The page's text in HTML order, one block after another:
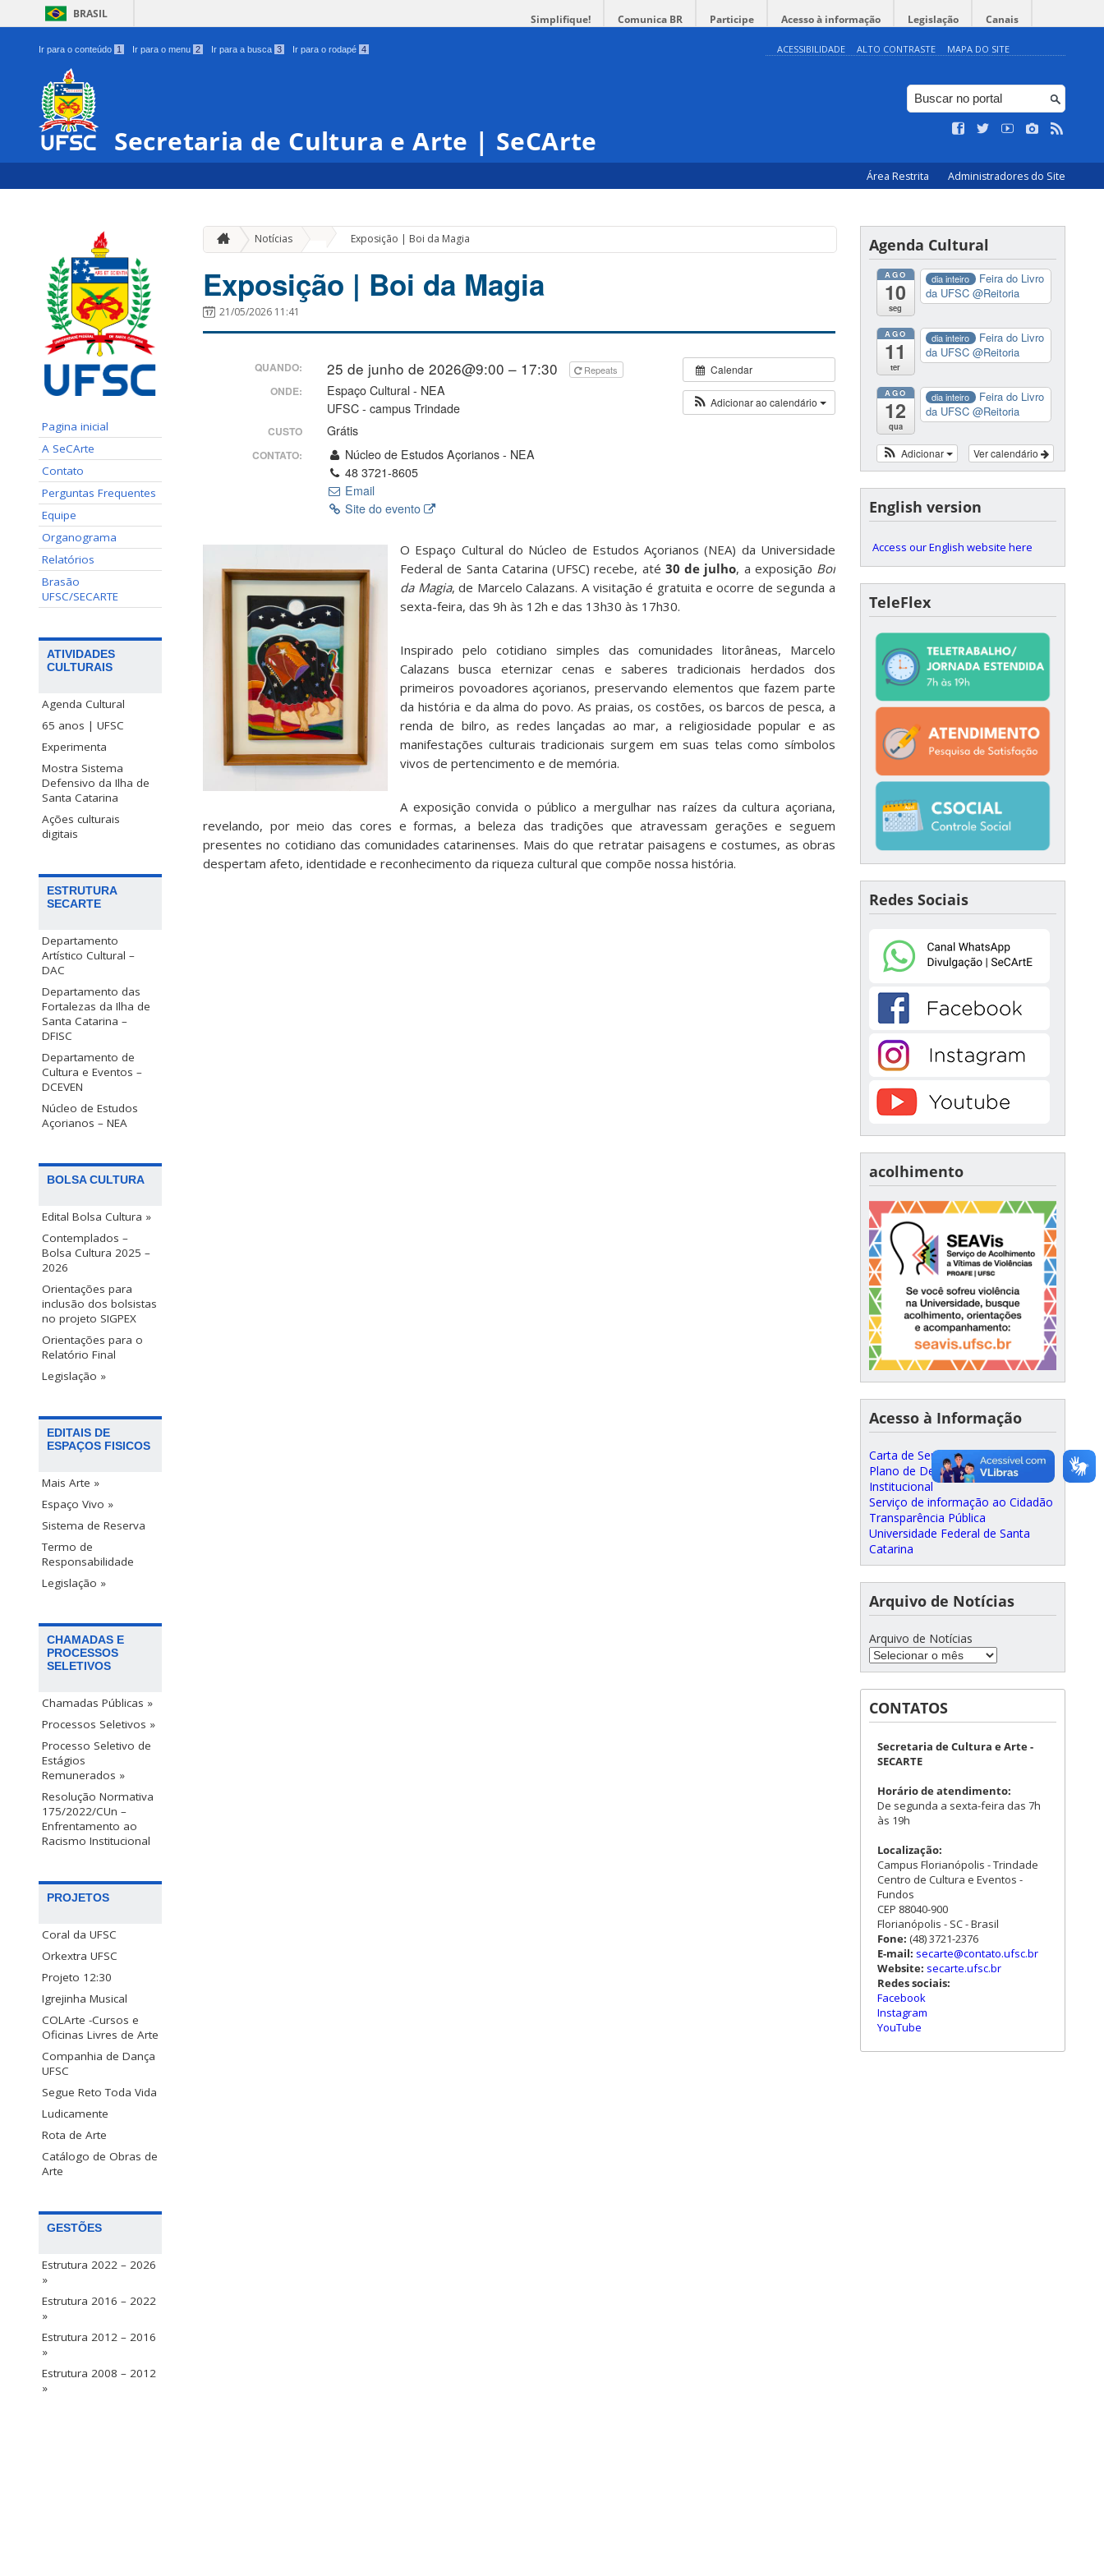
BRASIL Simplifique! Comunica BR Participe Acesso à informação Legislação Canais
Ir para o conteúdo 1 Ir para o menu 2 Ir para a busca 3 Ir para o rodapé 4 ACESSIBILIDADE ALTO CONTRASTE MAPA DO SITE
Secretaria de Cultura e Arte | SeCArte
Área Restrita Administradores do Site
Pagina inicial
A SeCArte
Contato
Perguntas Frequentes
Equipe
Organograma
Relatórios
Brasão
UFSC/SECARTE
ATIVIDADES
CULTURAIS
Agenda Cultural
65 anos | UFSC
Experimenta
Mostra Sistema
Defensivo da Ilha de
Santa Catarina
Ações culturais
digitais
ESTRUTURA
SECARTE
Departamento
Artístico Cultural –
DAC
Departamento das
Fortalezas da Ilha de
Santa Catarina –
DFISC
Departamento de
Cultura e Eventos –
DCEVEN
Núcleo de Estudos
Açorianos – NEA
BOLSA CULTURA
Edital Bolsa Cultura »
Contemplados –
Bolsa Cultura 2025 –
2026
Orientações para
inclusão dos bolsistas
no projeto SIGPEX
Orientações para o
Relatório Final
Legislação »
EDITAIS DE
ESPAÇOS FISICOS
Mais Arte »
Espaço Vivo »
Sistema de Reserva
Termo de
Responsabilidade
Legislação »
CHAMADAS E
PROCESSOS
SELETIVOS
Chamadas Públicas »
Processos Seletivos »
Processo Seletivo de
Estágios
Remunerados »
Resolução Normativa
175/2022/CUn –
Enfrentamento ao
Racismo Institucional
PROJETOS
Coral da UFSC
Orkextra UFSC
Projeto 12:30
Igrejinha Musical
COLArte -Cursos e
Oficinas Livres de Arte
Companhia de Dança
UFSC
Segue Reto Toda Vida
Ludicamente
Rota de Arte
Catálogo de Obras de
Arte
GESTÕES
Estrutura 2022 – 2026
»
Estrutura 2016 – 2022
»
Estrutura 2012 – 2016
»
Estrutura 2008 – 2012
»
Notícias Exposição | Boi da Magia
Exposição | Boi da Magia
21/05/2026 11:41
Calendar
Adicionar ao calendário
QUANDO: 25 de junho de 2026@9:00 – 17:30 Repeats
ONDE:
Espaço Cultural - NEA
UFSC - campus Trindade
CUSTO Grátis
CONTATO:
Núcleo de Estudos Açorianos - NEA
48 3721-8605
Email
Site do evento
O Espaço Cultural do Núcleo de Estudos Açorianos (NEA) da Universidade
Federal de Santa Catarina (UFSC) recebe, até 30 de julho, a exposição Boi
da Magia, de Marcelo Calazans. A visitação é gratuita e ocorre de segunda a
sexta-feira, das 9h às 12h e das 13h30 às 17h30.
Inspirado pelo cotidiano simples das comunidades litorâneas, Marcelo
Calazans busca eternizar cenas e saberes tradicionais herdados dos
primeiros povoadores açorianos, preservando elementos que fazem parte
da história e da alma do povo. As praias, os costões, os barcos de pesca, a
renda de bilro, as redes lançadas ao mar, a religiosidade popular e as
manifestações culturais tradicionais surgem em suas telas como símbolos
vivos de pertencimento e de memória.
A exposição convida o público a mergulhar nas raízes da cultura açoriana,
revelando, por meio das cores e formas, a beleza das tradições que atravessam gerações e seguem
presentes no cotidiano das comunidades catarinenses. Mais do que retratar paisagens e costumes, as obras
despertam afeto, identidade e reconhecimento da riqueza cultural que compõe nossa história.
Agenda Cultural
AGO
10
seg
dia inteiro
Feira do Livro
da UFSC @Reitoria
AGO
11
ter
dia inteiro
Feira do Livro
da UFSC @Reitoria
AGO
12
qua
dia inteiro
Feira do Livro
da UFSC @Reitoria
Ver calendário
Adicionar
English version
Access our English website here
TeleFlex
Redes Sociais
acolhimento
Acesso à Informação
Carta de Serviços ao Cidadão
Plano de Desenvolvimento
Institucional
Serviço de informação ao Cidadão
Transparência Pública
Universidade Federal de Santa
Catarina
Arquivo de Notícias
Arquivo de Notícias
CONTATOS
Secretaria de Cultura e Arte -
SECARTE
Horário de atendimento:
De segunda a sexta-feira das 7h
às 19h
Localização:
Campus Florianópolis - Trindade
Centro de Cultura e Eventos -
Fundos
CEP 88040-900
Florianópolis - SC - Brasil
Fone: (48) 3721-2376
E-mail: secarte@contato.ufsc.br
Website: secarte.ufsc.br
Redes sociais:
Facebook
Instagram
YouTube